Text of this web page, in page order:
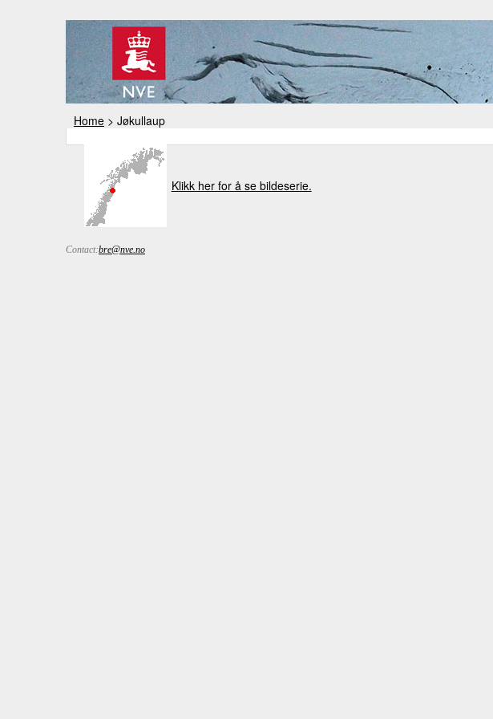
Home > Jøkullaup
Klikk her for å se bildeserie.
Contact:bre@nve.no